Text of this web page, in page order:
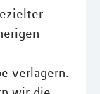
verlagern.